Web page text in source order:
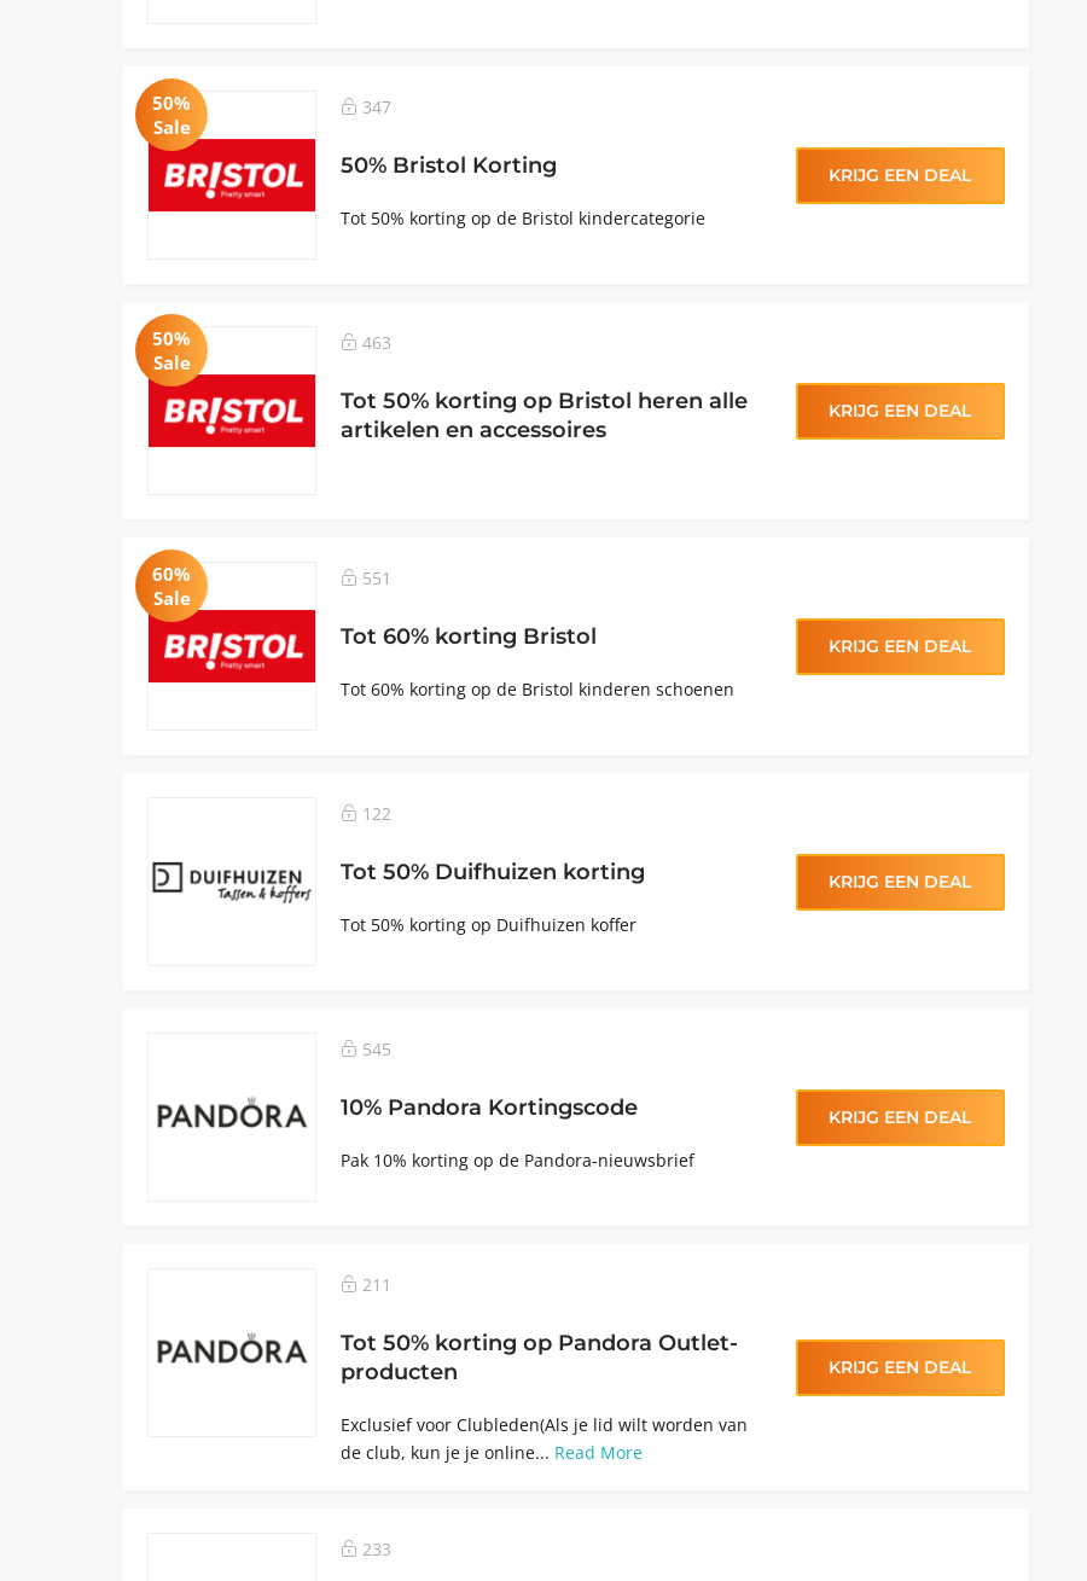
50%
Sale
347
50% Bristol Korting
Tot 50% korting op de Bristol kindercategorie
KRIJG EEN DEAL
50%
Sale
463
Tot 50% korting op Bristol heren alle
artikelen en accessoires
KRIJG EEN DEAL
60%
Sale
551
Tot 60% korting Bristol
Tot 60% korting op de Bristol kinderen schoenen
KRIJG EEN DEAL
122
Tot 50% Duifhuizen korting
Tot 50% korting op Duifhuizen koffer
KRIJG EEN DEAL
545
10% Pandora Kortingscode
Pak 10% korting op de Pandora-nieuwsbrief
KRIJG EEN DEAL
211
Tot 50% korting op Pandora Outlet-
producten
Exclusief voor Clubleden(Als je lid wilt worden van
de club, kun je je online... Read More
KRIJG EEN DEAL
233